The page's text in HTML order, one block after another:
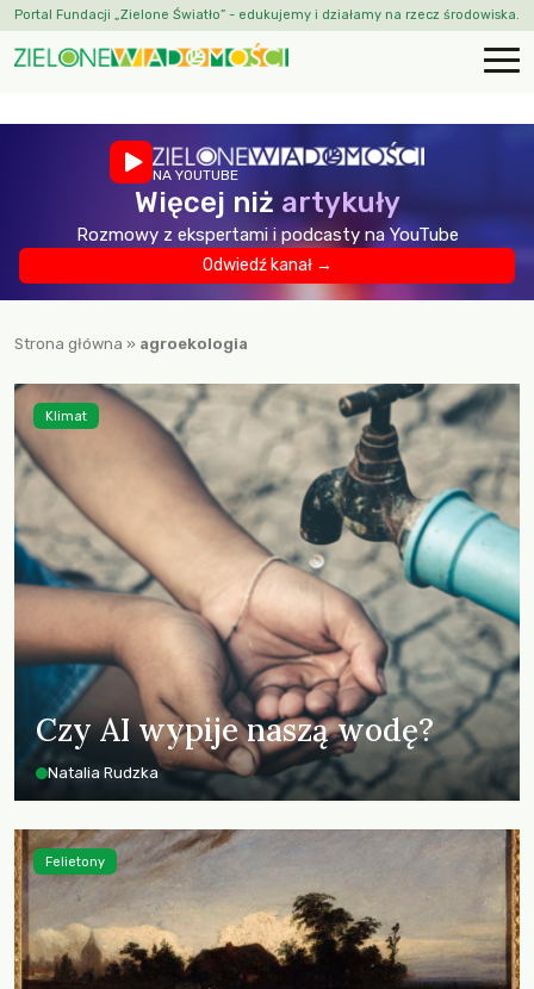
Portal Fundacji „Zielone Światło” - edukujemy i działamy na rzecz środowiska.
NA YOUTUBE
Więcej niż artykuły
Rozmowy z ekspertami i podcasty na YouTube
Odwiedź kanał →
Strona główna » agroekologia
Czy AI wypije naszą wodę?
Natalia Rudzka
Klimat
Felietony